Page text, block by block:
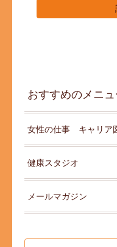
おすすめのメニ
女性の仕事 キャリア
健康スタジオ
メールマガジン